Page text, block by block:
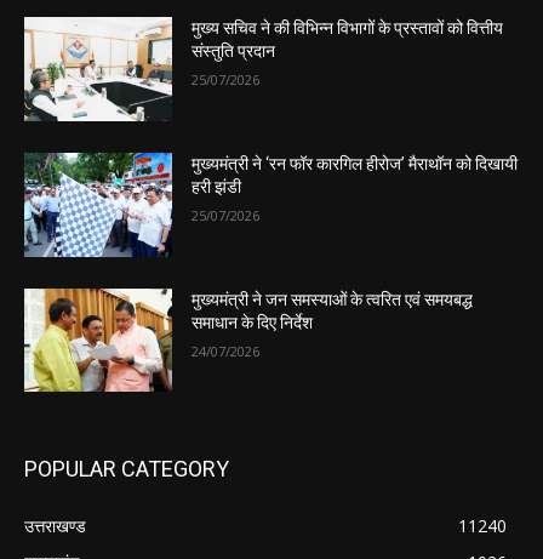
मुख्य सचिव ने की विभिन्न विभागों के प्रस्तावों को वित्तीय
संस्तुति प्रदान
25/07/2026
मुख्यमंत्री ने ‘रन फॉर कारगिल हीरोज’ मैराथॉन को दिखायी
हरी झंडी
25/07/2026
मुख्यमंत्री ने जन समस्याओं के त्वरित एवं समयबद्ध
समाधान के दिए निर्देश
24/07/2026
POPULAR CATEGORY
उत्तराखण्ड
11240